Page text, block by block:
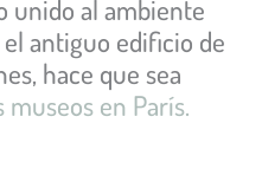
unido al ambiente
antiguo edificio de
hace que sea
en París.